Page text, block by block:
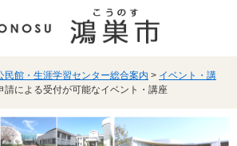
民館・生涯学習センター総合案内 > イベント・講
請による受付が可能なイベント・講座